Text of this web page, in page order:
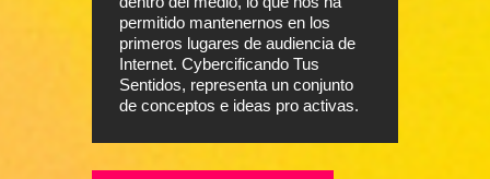
permitido mantenernos en los
primeros lugares de audiencia de
Internet. Cybercificando Tus
Sentidos, representa un conjunto
de conceptos e ideas pro activas.